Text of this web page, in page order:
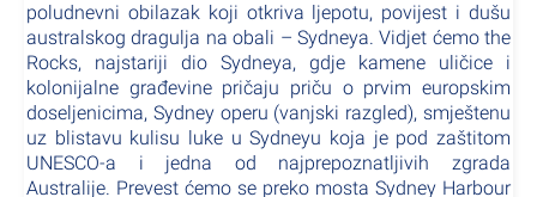
poludnevni obilazak koji otkriva ljepotu, povijest i dušu
australskog dragulja na obali – Sydneya. Vidjet ćemo the
Rocks, najstariji dio Sydneya, gdje kamene uličice i
kolonijalne građevine pričaju priču o prvim europskim
doseljenicima, Sydney operu (vanjski razgled), smještenu
uz blistavu kulisu luke u Sydneyu koja je pod zaštitom
UNESCO-a i jedna od najprepoznatljivih zgrada
Australije. Prevest ćemo se preko mosta Sydney Harbour